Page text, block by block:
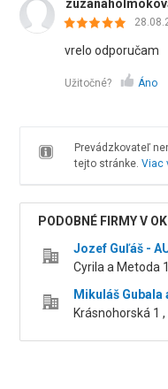
vrelo odporučam
Užitočné? Áno
Prevádzkovateľ
tejto stránke. Viac
PODOBNÉ FIRMY V
Jozef Guľáš -
Cyrila a Metoda
Mikuláš
Krásnohorská 1